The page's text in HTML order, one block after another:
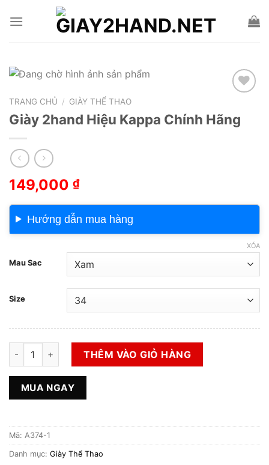
Add to wishlist
TRANG CHỦ / GIÀY THỂ THAO
Giày 2hand Hiệu Kappa Chính Hãng
149,000 ₫
Hướng dẫn mua hàng
Mau Sac
Size
XÓA
Giày 2hand Hiệu Kappa Chính Hãng số lượng
THÊM VÀO GIỎ HÀNG
MUA NGAY
Mã: A374-1
Danh mục: Giày Thể Thao